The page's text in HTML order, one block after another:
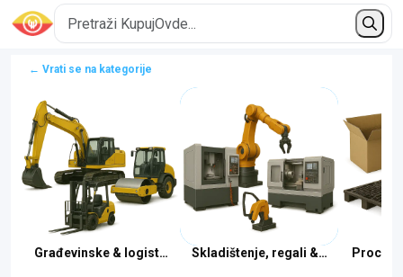
← Vrati se na kategorije
Građevinske & logističke mašineSkladištenje, regali & transport